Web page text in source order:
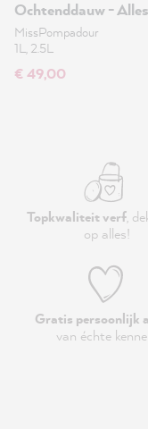
Ochtenddauw - Alles
Verven-lak 1L
MissPompadour
1L, 2.5L
€ 49,00
Topkwaliteit verf,
op alles!
Gratis persoonlijk
van échte